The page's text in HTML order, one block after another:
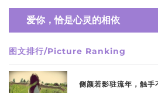
爱你，恰是心灵的相依
图文排行/Picture Ranking
侧颜若影驻流年，触手